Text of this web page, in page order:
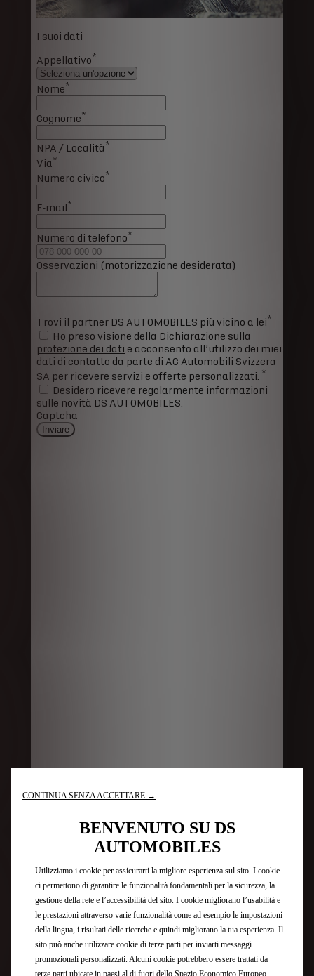
CONTINUA SENZA ACCETTARE →
BENVENUTO SU DS
AUTOMOBILES
Utilizziamo i cookie per assicurarti la migliore esperienza sul sito. I cookie
ci permettono di garantire le funzionalità fondamentali per la sicurezza, la
gestione della rete e l’accessibilità del sito. I cookie migliorano l’usabilità e
le prestazioni attraverso varie funzionalità come ad esempio le impostazioni
della lingua, i risultati delle ricerche e quindi migliorano la tua esperienza. Il
sito può anche utilizzare cookie di terze parti per inviarti messaggi
promozionali personalizzati. Alcuni cookie potrebbero essere trattati da
terze parti ubicate in paesi al di fuori dello Spazio Economico Europeo